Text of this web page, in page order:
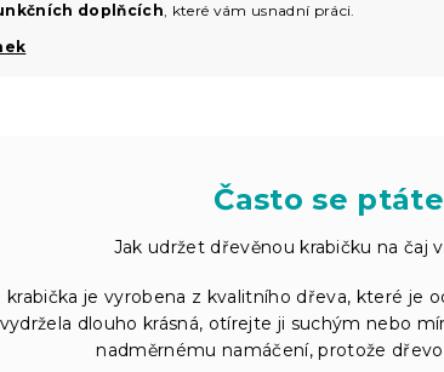
doplňcích, které vám usnadní práci.
Často se ptáte
Jak udržet dřevěnou krabičku na čaj
krabička je vyrobena z kvalitního dřeva, které je
dlouho krásná, otírejte ji suchým nebo
nadměrnému namáčení, protože